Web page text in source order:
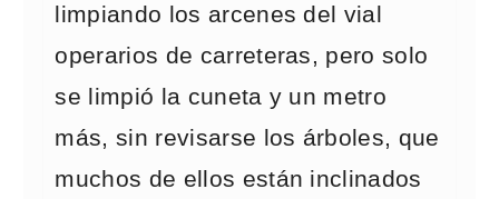
limpiando los arcenes del vial
operarios de carreteras, pero solo
se limpió la cuneta y un metro
más, sin revisarse los árboles, que
muchos de ellos están inclinados